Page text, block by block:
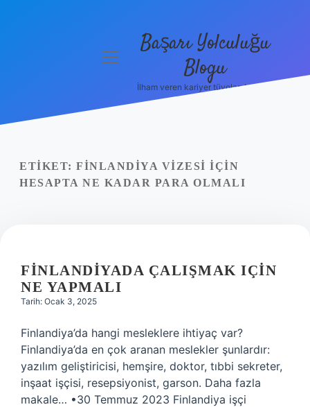
Yasal Uyarı
menüyüBaşarı Yolculuğu
Blogu
İlham veren kariyer tüyoları burada!
ETIKET: FINLANDIYA VIZESI IÇIN
HESAPTA NE KADAR PARA OLMALI
FINLANDIYADA ÇALIŞMAK IÇIN
NE YAPMALI
Tarih: Ocak 3, 2025
Finlandiya’da hangi mesleklere ihtiyaç var?
Finlandiya’da en çok aranan meslekler şunlardır:
yazılım geliştiricisi, hemşire, doktor, tıbbi sekreter,
inşaat işçisi, resepsiyonist, garson. Daha fazla
makale… •30 Temmuz 2023 Finlandiya işçi